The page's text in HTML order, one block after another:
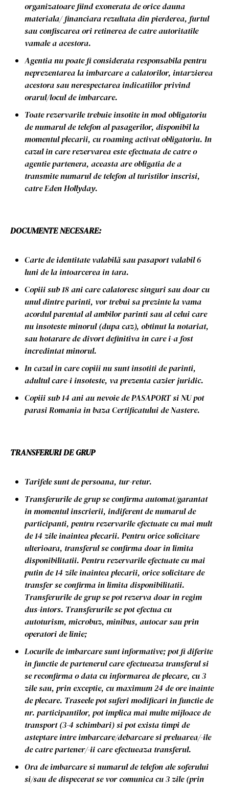
organizatoare fiind exonerata de orice dauna
materiala/ financiara rezultata din pierderea, furtul
sau confiscarea ori retinerea de catre autoritatile
vamale a acestora.
Agentia nu poate fi considerata responsabila pentru
neprezentarea la imbarcare a calatorilor, intarzierea
acestora sau nerespectarea indicatiilor privind
orarul/locul de imbarcare.
Toate rezervarile trebuie insotite in mod obligatoriu
de numarul de telefon al pasagerilor, disponibil la
momentul plecarii, cu roaming activat obligatoriu. In
cazul in care rezervarea este efectuata de catre o
agentie partenera, aceasta are obligatia de a
transmite numarul de telefon al turistilor inscrisi,
catre Eden Hollyday.
DOCUMENTE NECESARE:
Carte de identitate valabilă sau pasaport valabil 6
luni de la intoarcerea in tara.
Copiii sub 18 ani care calatoresc singuri sau doar cu
unul dintre parinti, vor trebui sa prezinte la vama
acordul parental al ambilor parinti sau al celui care
nu insoteste minorul (dupa caz), obtinut la notariat,
sau hotarare de divort definitiva in care i-a fost
incredintat minorul.
In cazul in care copiii nu sunt insotiti de parinti,
adultul care-i insoteste, va prezenta cazier juridic.
Copiii sub 14 ani au nevoie de PASAPORT si NU pot
parasi Romania in baza Certificatului de Nastere.
TRANSFERURI DE GRUP
Tarifele sunt de persoana, tur-retur.
Transferurile de grup se confirma automat/garantat
in momentul inscrierii, indiferent de numarul de
participanti, pentru rezervarile efectuate cu mai mult
de 14 zile inaintea plecarii. Pentru orice solicitare
ulterioara, transferul se confirma doar in limita
disponibilitatii. Pentru rezervarile efectuate cu mai
putin de 14 zile inaintea plecarii, orice solicitare de
transfer se confirma in limita disponibilitatii.
Transferurile de grup se pot rezerva doar in regim
dus-intors. Transferurile se pot efectua cu
autoturism, microbuz, minibus, autocar sau prin
operatori de linie;
Locurile de imbarcare sunt informative; pot fi diferite
in functie de partenerul care efectueaza transferul si
se reconfirma o data cu informarea de plecare, cu 3
zile sau, prin exceptie, cu maximum 24 de ore inainte
de plecare. Traseele pot suferi modificari in functie de
nr. participantilor, pot implica mai multe mijloace de
transport (3-4 schimbari) si pot exista timpi de
asteptare intre imbarcare/debarcare si preluarea/-ile
de catre partener/-ii care efectueaza transferul.
Ora de imbarcare si numarul de telefon ale soferului
si/sau de dispecerat se vor comunica cu 3 zile (prin